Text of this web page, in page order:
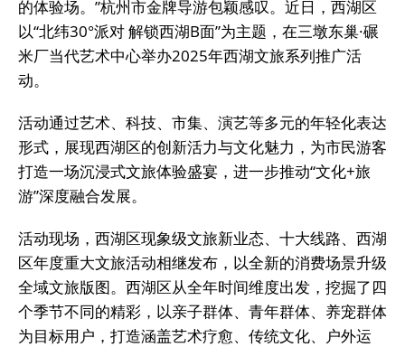
的体验场。”杭州市金牌导游包颖感叹。近日，西湖区
以“北纬30°派对 解锁西湖B面”为主题，在三墩东巢·碾
米厂当代艺术中心举办2025年西湖文旅系列推广活
动。
活动通过艺术、科技、市集、演艺等多元的年轻化表达
形式，展现西湖区的创新活力与文化魅力，为市民游客
打造一场沉浸式文旅体验盛宴，进一步推动“文化+旅
游”深度融合发展。
活动现场，西湖区现象级文旅新业态、十大线路、西湖
区年度重大文旅活动相继发布，以全新的消费场景升级
全域文旅版图。西湖区从全年时间维度出发，挖掘了四
个季节不同的精彩，以亲子群体、青年群体、养宠群体
为目标用户，打造涵盖艺术疗愈、传统文化、户外运